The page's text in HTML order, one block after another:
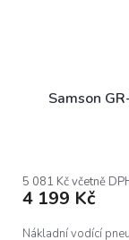
Samson
5 081 Kč včetně
4 199 Kč
Nákladní vodící